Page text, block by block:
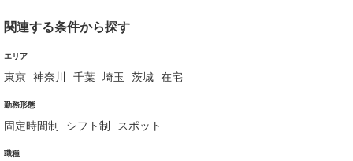
関連する条件から探す
エリア
東京 神奈川 千葉 埼玉 茨城 在宅
勤務形態
固定時間制 シフト制 スポット
職種